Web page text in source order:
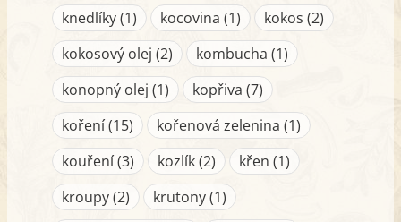
knedlíky (1) kocovina (1)
kokos (2)
kokosový olej (2)
kombucha (1)
konopný olej (1)
kopřiva (7)
koření (15)
kořenová zelenina (1)
kouření (3)
kozlík (2)
křen (1)
kroupy (2)
krutony (1)